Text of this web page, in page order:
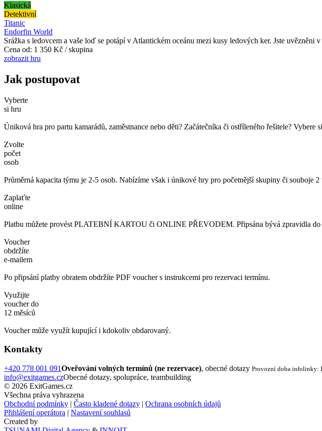
Klasická
Detektivní
Titanic
Endorfin World
Srážka s ledovcem a vaše loď se potápí v Atlantickém oceánu mezi kusy ledových ker. Jste uvězněni
Cena od: 1 350 Kč / skupina
zobrazit hru
Jak postupovat
Vyberte
si hru
Úniková hra pro partu kamarádů, zaměstnance nebo děti? Začátečníka či ostříleného řešitele? Vybere
Zvolte
počet
osob
Průměrná kapacita týmu je 2-5 osob. Nabízíme však i únikové hry pro početnější skupiny či souboje 2
Zaplaťte
online
Platbu můžete provést PLATEBNÍ KARTOU či ONLINE PŘEVODEM. Připsána bývá zpravidla do
Voucher
obdržíte
e-mailem
Po připsání platby obratem obdržíte PDF voucher s instrukcemi pro rezervaci termínu.
Využijte
voucher do
12 měsíců
Voucher může využít kupující i kdokoliv obdarovaný.
Kontakty
+420 778 001 091Oveřování volných termínů (ne rezervace), obecné dotazy Provozní doba infolinky:
info@exitgames.czObecné dotazy, spolupráce, teambuilding
© 2026 ExitGames.cz
Všechna práva vyhrazena
Obchodní podmínky | Často kladené dotazy | Ochrana osobních údajů
Přihlášení operátora | Nastavení souhlasů
Created by